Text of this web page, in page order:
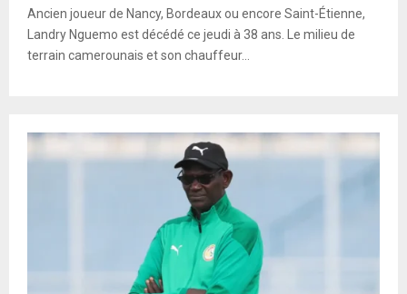
Ancien joueur de Nancy, Bordeaux ou encore Saint-Étienne,
Landry Nguemo est décédé ce jeudi à 38 ans. Le milieu de
terrain camerounais et son chauffeur...